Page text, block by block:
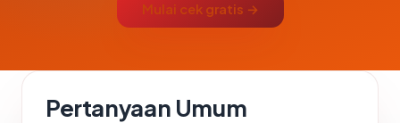
Mulai cek gratis →
Pertanyaan Umum